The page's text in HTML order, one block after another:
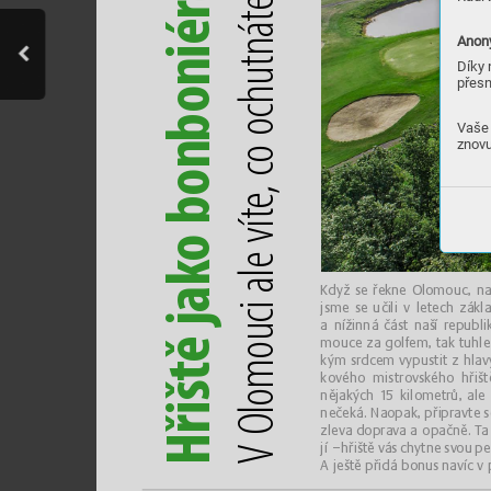
Díky
Když se řekne O omouc, n
j sme se u či li v letech zák
a nížinn á část naší repu b l
mouce za go lfem, ta k tu h e
kým srd cem vypustit z h la
kového mistrovského h
n ěja kých 15 ki lometrů, a le
n eče ká. N aopa k, připravte s
z eva doprava a opačně. T
j í – hřiště vás chytne svou pe
Aještě přid á bonus navíc v
H
ř
i
š
t
ě
j
a
k
o
b
o
n
b
o
n
i
é
r
VO
l
o
m
o
u
c
i a
l
e v
í
t
e
, c
o o
c
h
u
t
n
á
t